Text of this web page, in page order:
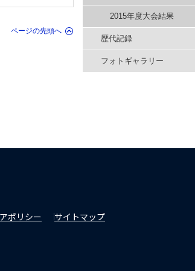
ページの先頭へ
2015年度大会結果
歴代記録
フォトギャラリー
ポリシー サイトマップ